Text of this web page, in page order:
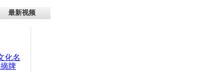
最新视频
化名
牌